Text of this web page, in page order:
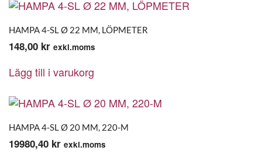
HAMPA 4-SL Ø 22 MM, LÖPMETER
148,00 kr exkl.moms
Lägg till i varukorg
HAMPA 4-SL Ø 20 MM, 220-M
19980,40 kr exkl.moms